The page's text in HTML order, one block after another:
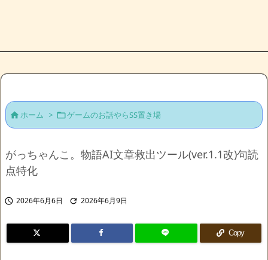
ホーム > ゲームのお話やらSS置き場
がっちゃんこ。物語AI文章救出ツール(ver.1.1改)句読
点特化
 2026年6月6日  2026年6月9日
Copy